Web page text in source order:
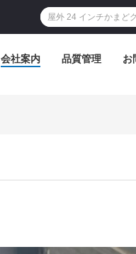
会社案内 品質管理 お